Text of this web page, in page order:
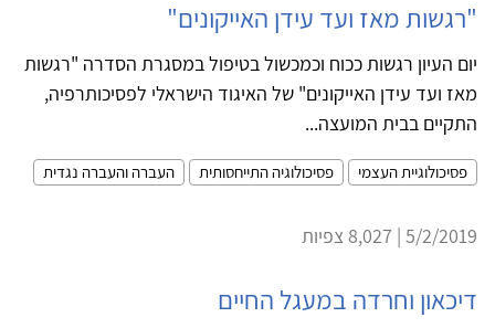
"רגשות מאז ועד עידן האייקונים"
יום העיון רגשות ככוח וכמכשול בטיפול במסגרת הסדרה "רגשות
מאז ועד עידן האייקונים" של האיגוד הישראלי לפסיכותרפיה,
התקיים בבית המועצה...
פסיכולוגיית העצמי פסיכולוגיה התייחסותית העברה והעברה נגדית
5/2/2019 | 8,027 צפיות
דיכאון וחרדה במעגל החיים